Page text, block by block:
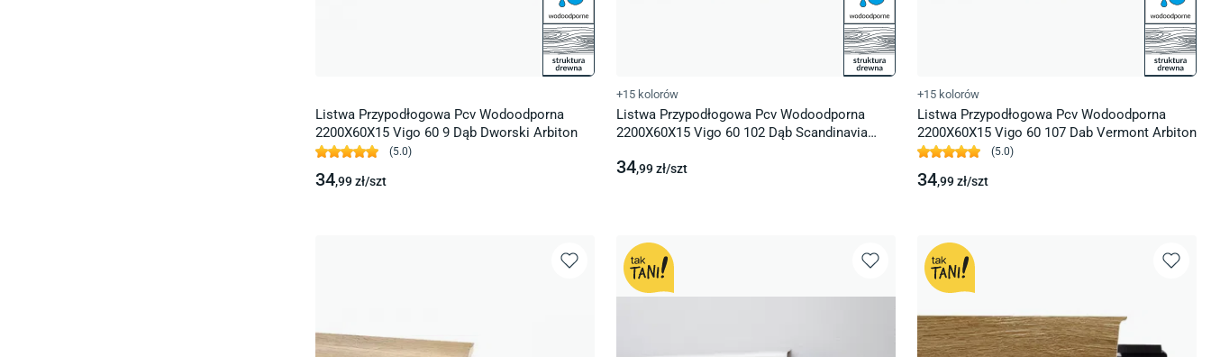
Listwa Przypodłogowa Pcv Wodoodporna
2200X60X15 Vigo 60 9 Dąb Dworski Arbiton
(5.0)
34,99zł/szt
+15 kolorów
Listwa Przypodłogowa Pcv Wodoodporna
2200X60X15 Vigo 60 102 Dąb Scandinavia
34,99zł/szt
+15 kolorów
Listwa Przypodłogowa Pcv Wodoodporna
2200X60X15 Vigo 60 107 Dab Vermont Arbiton
(5.0)
34,99zł/szt